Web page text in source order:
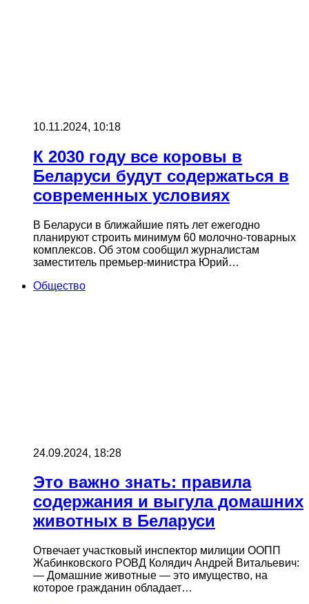
10.11.2024, 10:18
К 2030 году все коровы в
Беларуси будут содержаться в
современных условиях
В Беларуси в ближайшие пять лет ежегодно
планируют строить минимум 60 молочно-товарных
комплексов. Об этом сообщил журналистам
заместитель премьер-министра Юрий…
Общество
24.09.2024, 18:28
Это важно знать: правила
содержания и выгула домашних
животных в Беларуси
Отвечает участковый инспектор милиции ООПП
Жабинковского РОВД Колядич Андрей Витальевич:
— Домашние животные — это имущество, на
которое гражданин обладает…